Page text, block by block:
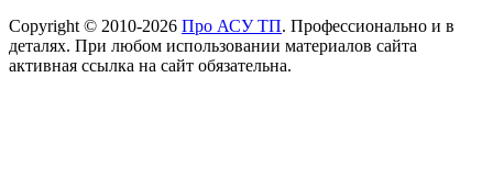
Copyright © 2010-2026 Про АСУ ТП. Профессионально и в
деталях. При любом использовании материалов сайта
активная ссылка на сайт обязательна.